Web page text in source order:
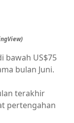
bawah US$75
bulan Juni.
terakhir
pertengahan